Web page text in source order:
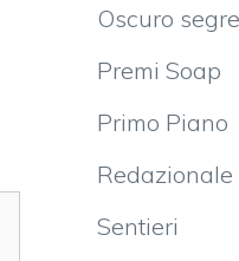
Oscuro
Premi Soap
Primo Piano
Redazionale
Sentieri